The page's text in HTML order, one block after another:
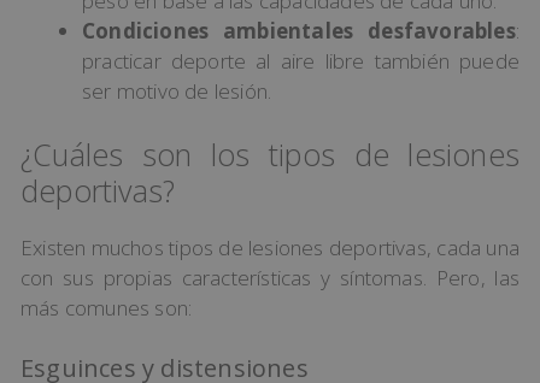
Condiciones ambientales desfavorables:
practicar deporte al aire libre también puede
ser motivo de lesión.
¿Cuáles son los tipos de lesiones
deportivas?
Existen muchos tipos de lesiones deportivas, cada una
con sus propias características y síntomas. Pero, las
más comunes son:
Esguinces y distensiones